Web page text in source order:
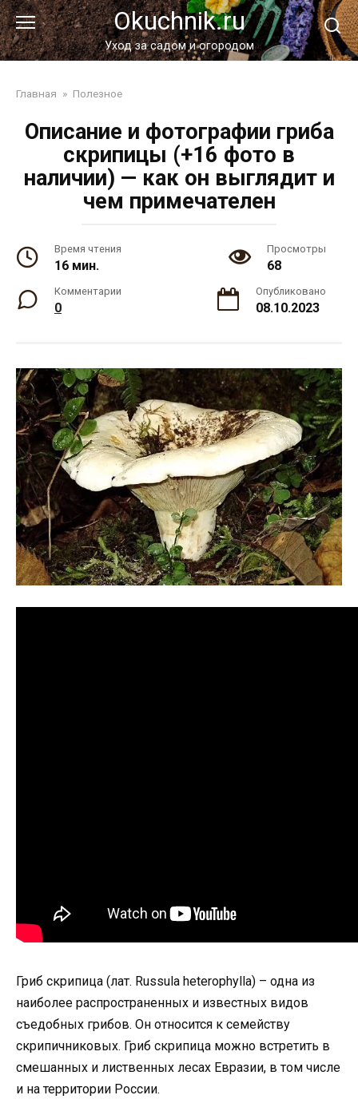
Перейти
к
контенту
Okuchnik.ru
Уход за садом и огородом
Главная » Полезное
Описание и фотографии гриба
скрипицы (+16 фото в
наличии) — как он выглядит и
чем примечателен
Время чтения
16 мин.
Просмотры
68
Комментарии
0
Опубликовано
08.10.2023
Гриб скрипица (лат. Russula heterophylla) – одна из
наиболее распространенных и известных видов
съедобных грибов. Он относится к семейству
скрипичниковых. Гриб скрипица можно встретить в
смешанных и лиственных лесах Евразии, в том числе
и на территории России.